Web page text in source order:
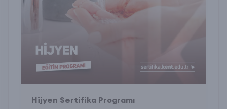
Hijyen Sertifika Programı